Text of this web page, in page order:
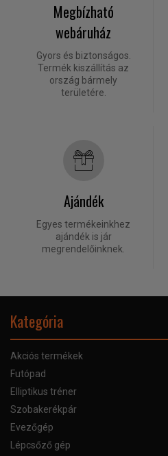
Megbízható
webáruház
Gyors és biztonságos.
Termék kiszállítás az
ország bármely
területére.
Ajándék
Egyes termékeinkhez
ajándék is jár
megrendelőinknek.
Kategória
Akciós termékek
Futópad
Elliptikus tréner
Szobakerékpár
Evezőgép
Lépcsőző gép